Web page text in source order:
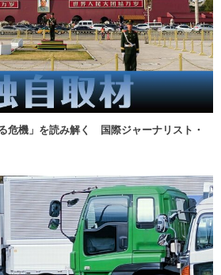
危機」を読み解く 国際ジャーナリスト・